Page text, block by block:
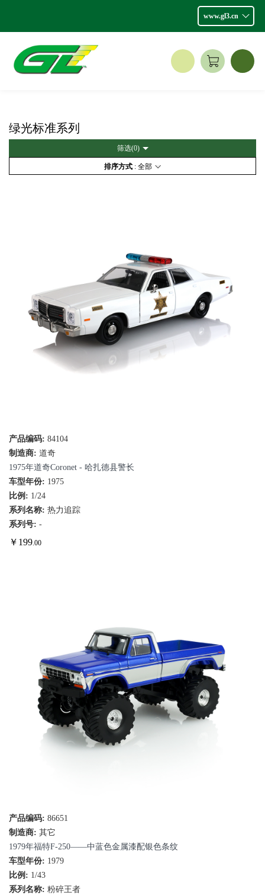
www.gl3.cn
绿光标准系列
筛选(0)
排序方式 : 全部
产品编码: 84104
制造商: 道奇
1975年道奇Coronet - 哈扎德县警长
车型年份: 1975
比例: 1/24
系列名称: 热力追踪
系列号: -
￥ 199.00
产品编码: 86651
制造商: 其它
1979年福特F-250——中蓝色金属漆配银色条纹
车型年份: 1979
比例: 1/43
系列名称: 粉碎王者